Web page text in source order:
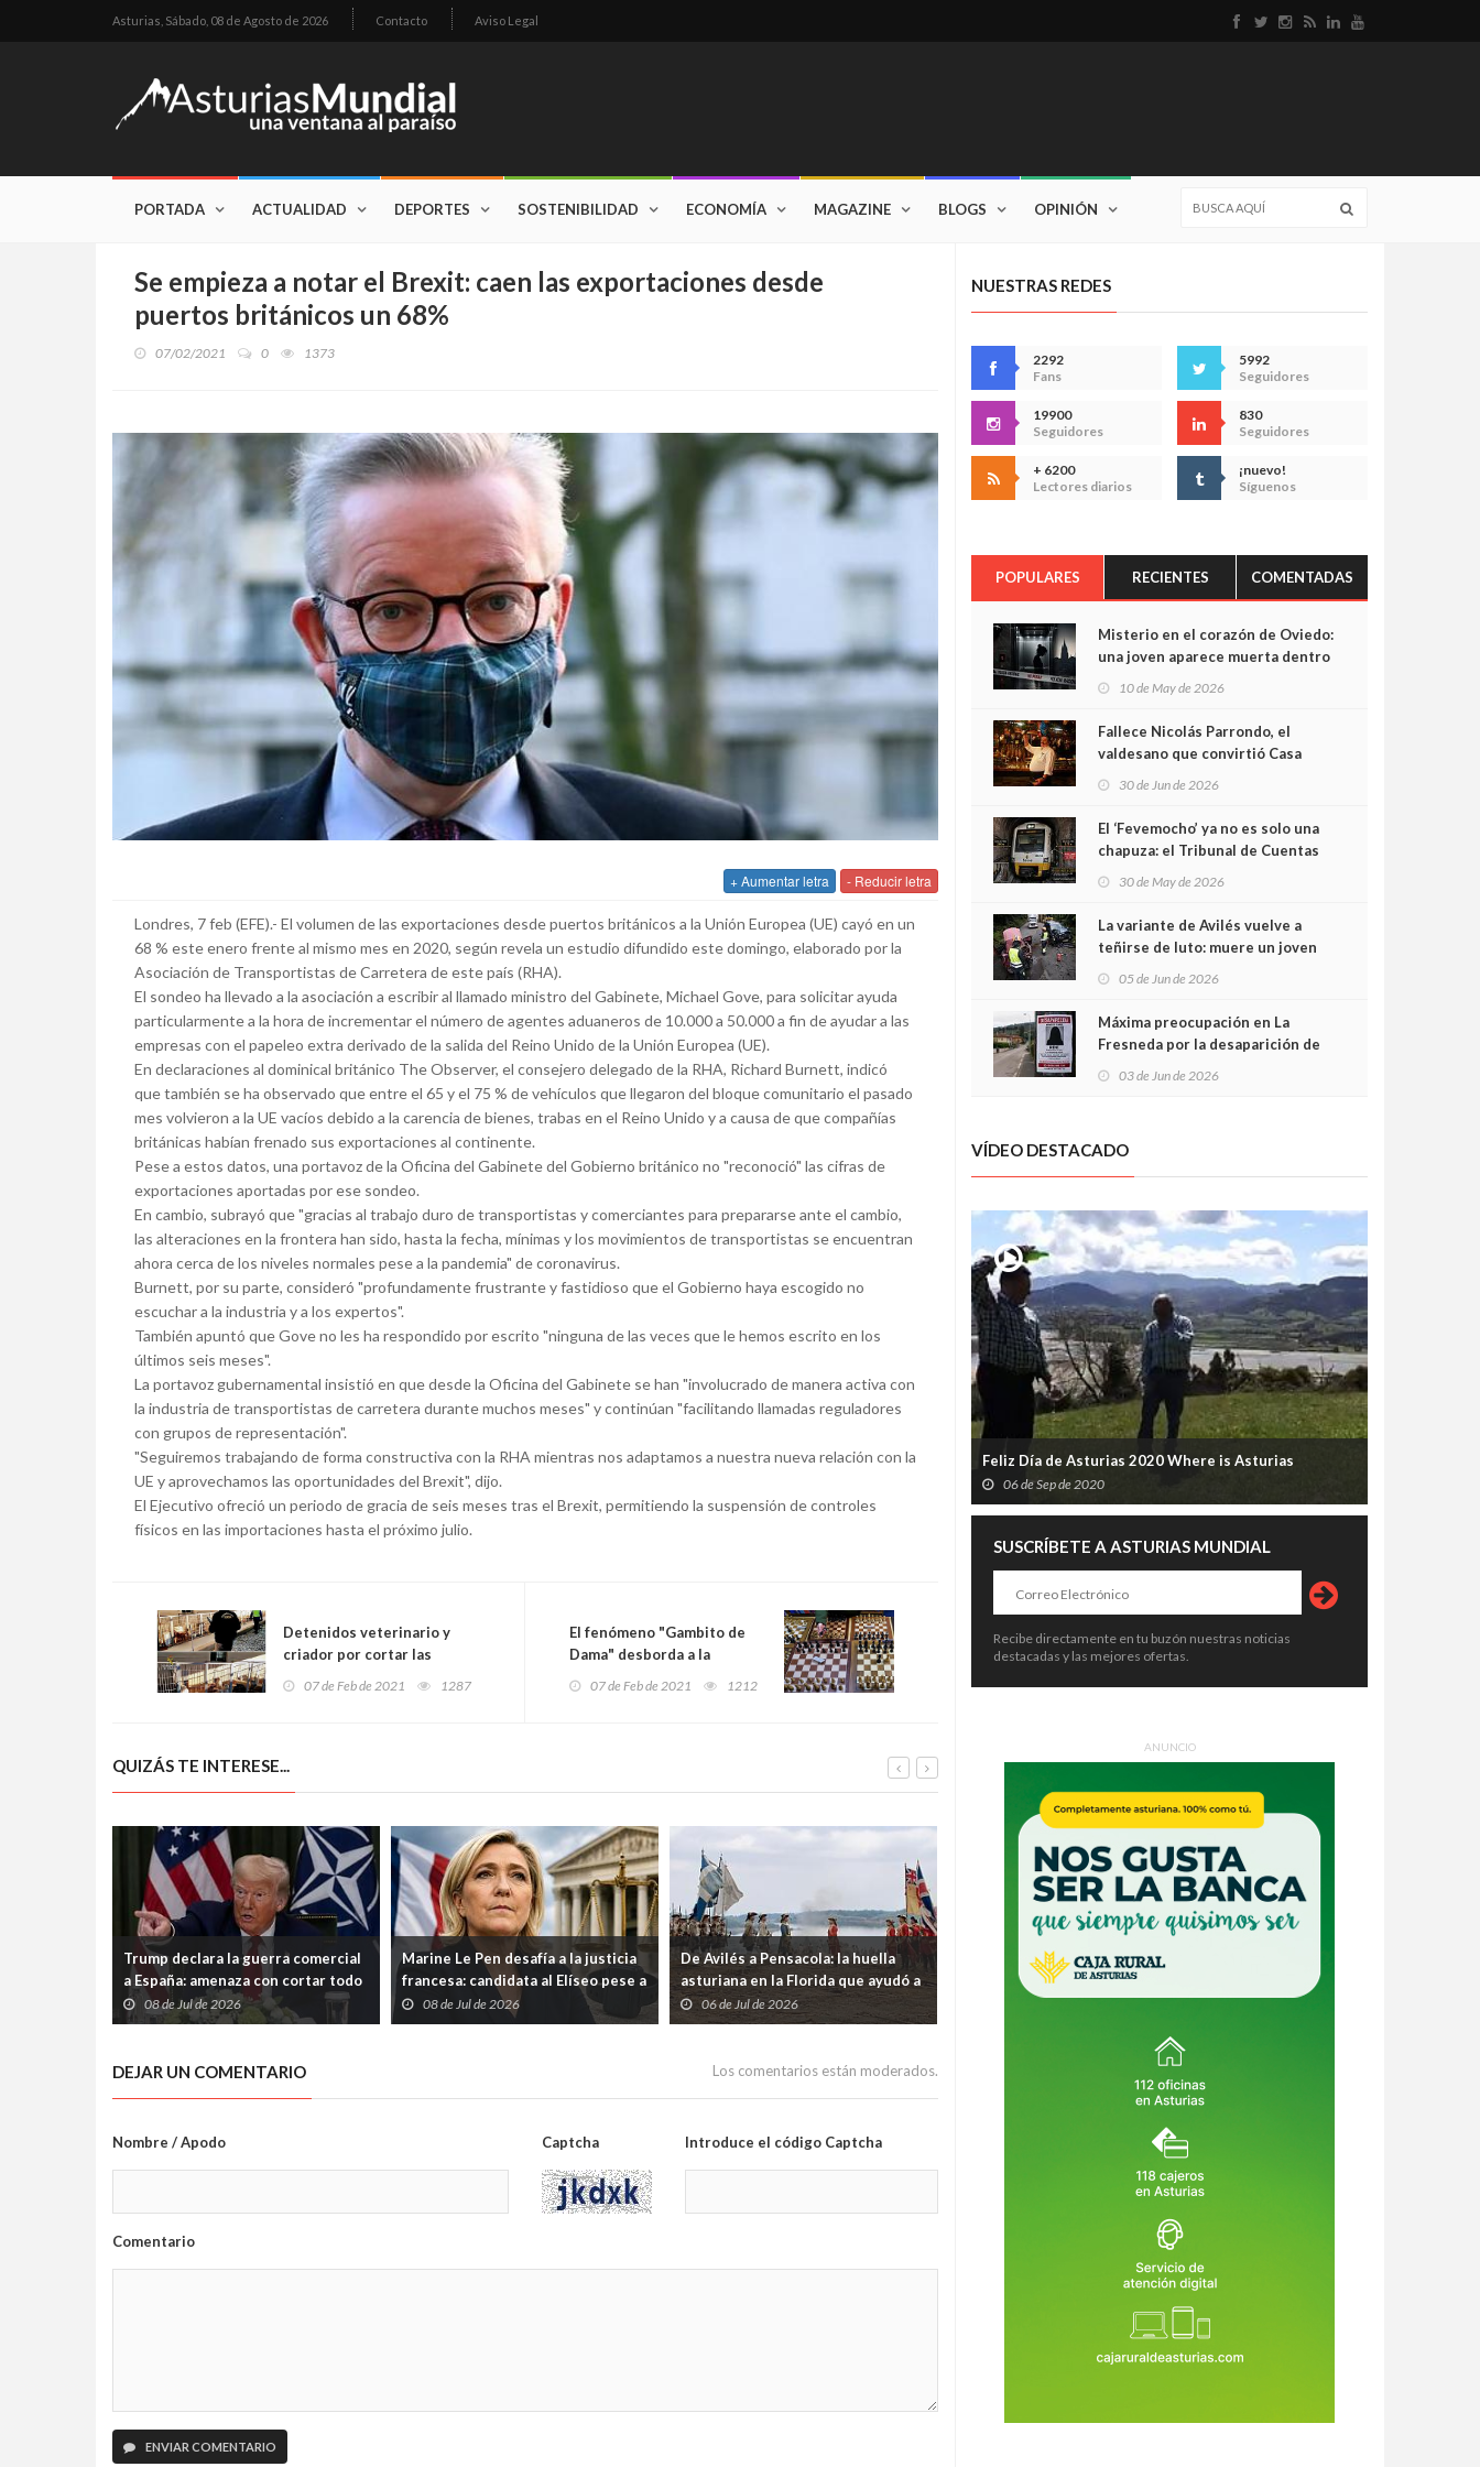
Asturias, Sábado, 08 de Agosto de 2026 Contacto Aviso Legal
PORTADA ACTUALIDAD DEPORTES SOSTENIBILIDAD ECONOMÍA MAGAZINE BLOGS OPINIÓN
Se empieza a notar el Brexit: caen las exportaciones desde
puertos británicos un 68%
07/02/2021 0 1373
+ Aumentar letra - Reducir letra
Londres, 7 feb (EFE).- El volumen de las exportaciones desde puertos británicos a la Unión Europea (UE) cayó en un
68 % este enero frente al mismo mes en 2020, según revela un estudio difundido este domingo, elaborado por la
Asociación de Transportistas de Carretera de este país (RHA).
El sondeo ha llevado a la asociación a escribir al llamado ministro del Gabinete, Michael Gove, para solicitar ayuda
particularmente a la hora de incrementar el número de agentes aduaneros de 10.000 a 50.000 a fin de ayudar a las
empresas con el papeleo extra derivado de la salida del Reino Unido de la Unión Europea (UE).
En declaraciones al dominical británico The Observer, el consejero delegado de la RHA, Richard Burnett, indicó
que también se ha observado que entre el 65 y el 75 % de vehículos que llegaron del bloque comunitario el pasado
mes volvieron a la UE vacíos debido a la carencia de bienes, trabas en el Reino Unido y a causa de que compañías
británicas habían frenado sus exportaciones al continente.
Pese a estos datos, una portavoz de la Oficina del Gabinete del Gobierno británico no "reconoció" las cifras de
exportaciones aportadas por ese sondeo.
En cambio, subrayó que "gracias al trabajo duro de transportistas y comerciantes para prepararse ante el cambio,
las alteraciones en la frontera han sido, hasta la fecha, mínimas y los movimientos de transportistas se encuentran
ahora cerca de los niveles normales pese a la pandemia" de coronavirus.
Burnett, por su parte, consideró "profundamente frustrante y fastidioso que el Gobierno haya escogido no
escuchar a la industria y a los expertos".
También apuntó que Gove no les ha respondido por escrito "ninguna de las veces que le hemos escrito en los
últimos seis meses".
La portavoz gubernamental insistió en que desde la Oficina del Gabinete se han "involucrado de manera activa con
la industria de transportistas de carretera durante muchos meses" y continúan "facilitando llamadas reguladores
con grupos de representación".
"Seguiremos trabajando de forma constructiva con la RHA mientras nos adaptamos a nuestra nueva relación con la
UE y aprovechamos las oportunidades del Brexit", dijo.
El Ejecutivo ofreció un periodo de gracia de seis meses tras el Brexit, permitiendo la suspensión de controles
físicos en las importaciones hasta el próximo julio.
Detenidos veterinario y
criador por cortar las
cuerdas vocales a 10 perros
07 de Feb de 2021 1287
El fenómeno "Gambito de
Dama" desborda a la
empresa que hizo los
07 de Feb de 2021 1212
QUIZÁS TE INTERESE...
Trump declara la guerra comercial
a España: amenaza con cortar todo
vínculo y convierte a Madrid en el
gran señalado de la OTAN
08 de Jul de 2026
Marine Le Pen desafía a la justicia
francesa: candidata al Elíseo pese a
su condena por malversación
08 de Jul de 2026
De Avilés a Pensacola: la huella
asturiana en la Florida que ayudó a
nacer a Estados Unidos
06 de Jul de 2026
Venezuela tiembla sobre una
economía en ruinas: los
terremotos pueden costar hasta el
de angustia: 920 muertos, más de
3.360 heridos y una carrera
DEJAR UN COMENTARIO Los comentarios están moderados.
Nombre / Apodo Captcha Introduce el código Captcha
Comentario
ENVIAR COMENTARIO
NUESTRAS REDES
2292
Fans
5992
Seguidores
19900
Seguidores
830
Seguidores
+ 6200
Lectores diarios
¡nuevo!
Síguenos
POPULARES RECIENTES COMENTADAS
Misterio en el corazón de Oviedo:
una joven aparece muerta dentro
cámaras captan sus últimos
minutos
10 de May de 2026
Fallece Nicolás Parrondo, el
valdesano que convirtió Casa
30 de Jun de 2026
El ‘Fevemocho’ ya no es solo una
chapuza: el Tribunal de Cuentas
sobrecoste de los trenes que no
cabían por los túneles
30 de May de 2026
La variante de Avilés vuelve a
teñirse de luto: muere un joven
05 de Jun de 2026
Máxima preocupación en La
Fresneda por la desaparición de
03 de Jun de 2026
VÍDEO DESTACADO
Feliz Día de Asturias 2020 Where is Asturias
06 de Sep de 2020
SUSCRÍBETE A ASTURIAS MUNDIAL
Recibe directamente en tu buzón nuestras noticias
destacadas y las mejores ofertas.
ANUNCIO